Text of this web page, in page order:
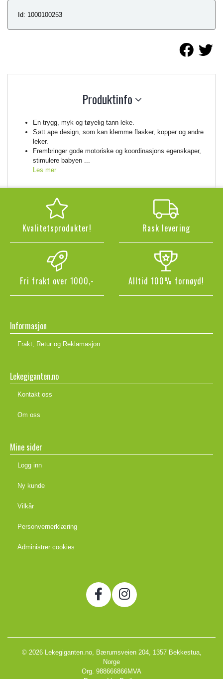
Id: 1000100253
Produktinfo
En trygg, myk og tøyelig tann leke.
Søtt ape design, som kan klemme flasker, kopper og andre
leker.
Frembringer gode motoriske og koordinasjons egenskaper,
stimulere babyen ...
Les mer
Kvalitetsprodukter! Rask levering
Fri frakt over 1000,- Alltid 100% fornøyd!
Informasjon
Frakt, Retur og Reklamasjon
Lekegiganten.no
Kontakt oss
Om oss
Mine sider
Logg inn
Ny kunde
Vilkår
Personvernerklæring
Administrer cookies
© 2026 Lekegiganten.no, Bærumsveien 204, 1357 Bekkestua,
Norge
Org. 988666866MVA